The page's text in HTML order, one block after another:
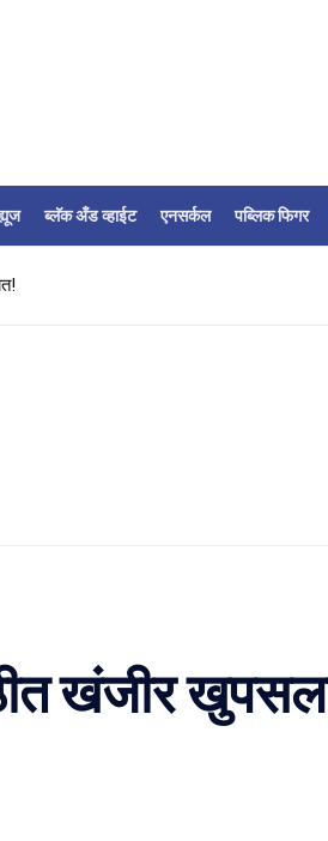
ब्लॅक अँड व्हाईट एनसर्कल पब्लिक फिगर
खंजीर